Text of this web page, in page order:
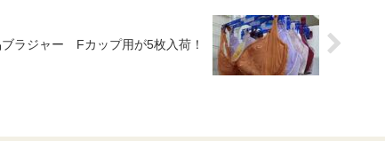
ラジャー Fカップ用が5枚入荷！